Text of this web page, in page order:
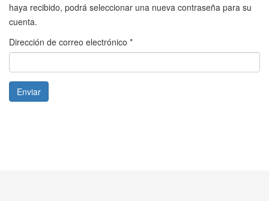
haya recibido, podrá seleccionar una nueva contraseña para su
cuenta.
Dirección de correo electrónico *
Enviar